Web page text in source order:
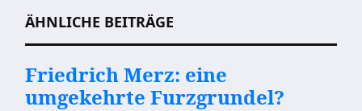
ÄHNLICHE BEITRÄGE
Friedrich Merz: eine
umgekehrte Furzgrundel?